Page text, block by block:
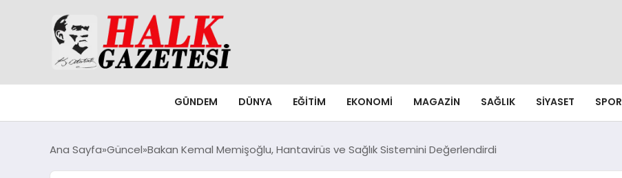
GÜNDEM DÜNYA EĞITIM EKONOMI MAGAZIN SAĞLIK SIYASET SPOR
Ana Sayfa Güncel Bakan Kemal Memişoğlu, Hantavirüs ve Sağlık Sistemini Değerlendirdi